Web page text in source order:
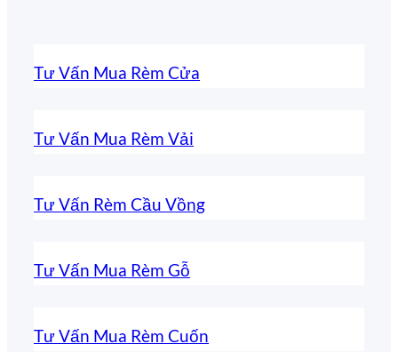
Tư Vấn Mua Rèm Cửa
Tư Vấn Mua Rèm Vải
Tư Vấn Rèm Cầu Vồng
Tư Vấn Mua Rèm Gỗ
Tư Vấn Mua Rèm Cuốn